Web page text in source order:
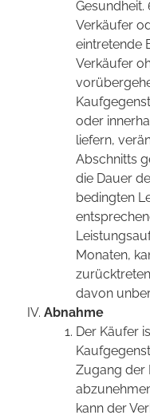
Gesundheit.
Verkäufer
eintretende
Verkäufer
oder
liefern,
Abschnitts
die Dauer
bedingten
Monaten,
davon
Abnahme
Der Käufer
Zugang der
kann der